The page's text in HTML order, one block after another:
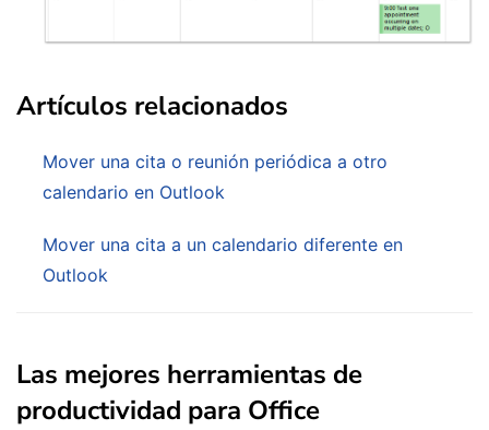
Artículos relacionados
Mover una cita o reunión periódica a otro
calendario en Outlook
Mover una cita a un calendario diferente en
Outlook
Las mejores herramientas de
productividad para Office